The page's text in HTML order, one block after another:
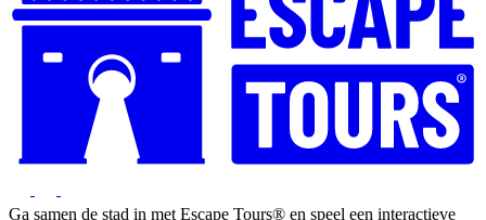
Ga samen de stad in met Escape Tours® en speel een interactieve